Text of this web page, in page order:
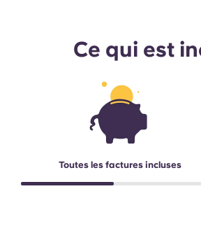
Ce qui est
Toutes les factures incluses